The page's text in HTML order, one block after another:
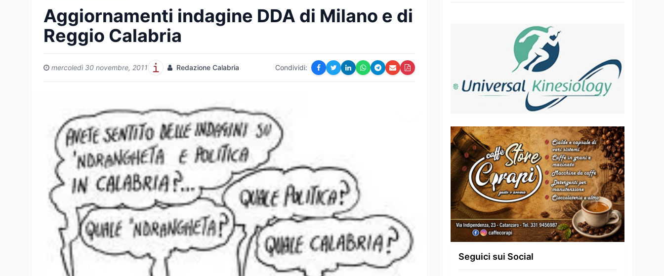
Aggiornamenti indagine DDA di Milano e di
Reggio Calabria
mercoledì 30 novembre, 2011 Redazione Calabria Condividi:
Seguici sui Social